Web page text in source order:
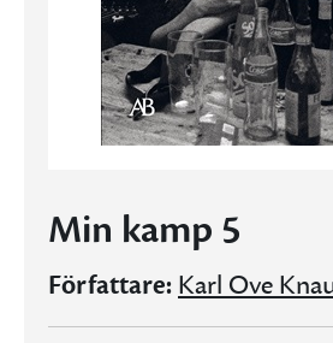
Min kamp 5
Författare: Karl Ove